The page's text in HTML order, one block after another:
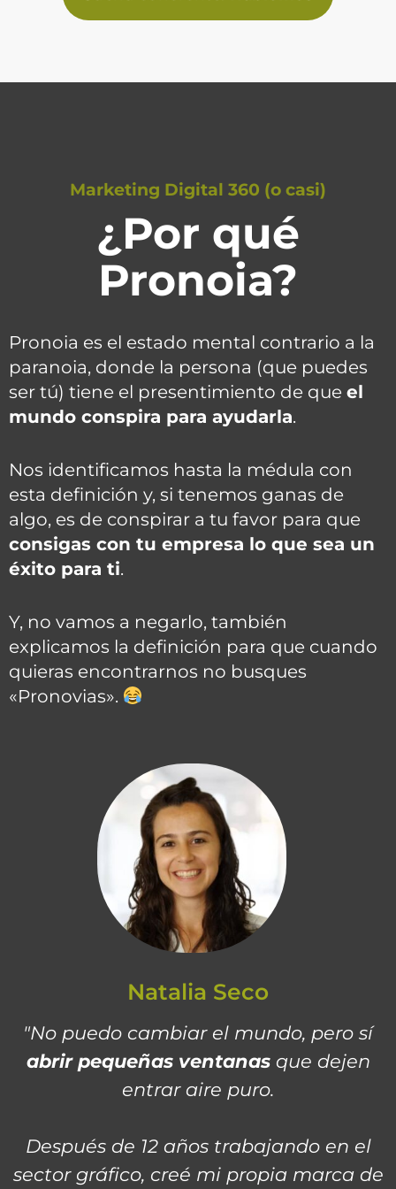
Marketing Digital 360 (o casi)
¿Por qué
Pronoia?
Pronoia es el estado mental contrario a la
paranoia, donde la persona (que puedes
ser tú) tiene el presentimiento de que el
mundo conspira para ayudarla.
Nos identificamos hasta la médula con
esta definición y, si tenemos ganas de
algo, es de conspirar a tu favor para que
consigas con tu empresa lo que sea un
éxito para ti.
Y, no vamos a negarlo, también
explicamos la definición para que cuando
quieras encontrarnos no busques
«Pronovias».
Natalia Seco
"No puedo cambiar el mundo, pero sí
abrir pequeñas ventanasque dejen
entrar aire puro.
Después de 12 años trabajando en el
sector gráfico, creé mi propia marca de